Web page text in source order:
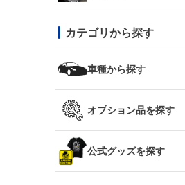
龍神(チェイサー)
レーシングライン
アタックライン
ストリームライン
スタイリッシュライン
コンバットアイ
GTウイング
リアウイング
ルーフウイング
ボンネット
ボンネット
フェンダー
サイドパーツ
LUX MODEL
RUGGER MODEL
GROUND MODEL
PHANTOM LIP
リアウイング
スムージングバンパー
ワイパーガード
内装パーツ
DAYTONA-RS
DAYTONA-RS NEO
まつど家 鉄漢
まつど家 鉄心
カテゴリから探す
車種から探す
トヨタ
シルビア S13
スズキ
オプション品を探す
GTウイング用ラダー
公式グッズを探す